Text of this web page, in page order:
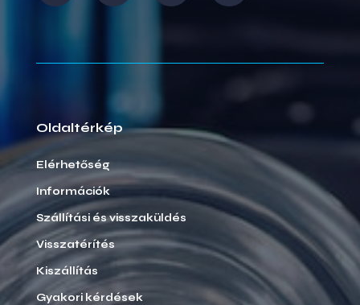
Oldaltérkép
Elérhetőség
Információk
Szállítási és visszaküldés
Visszatérítés
Kiszállítás
Gyakori kérdések